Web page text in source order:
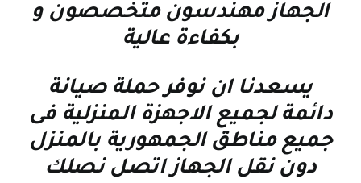
الجهاز مهندسون متخصصون و
بكفاءة عالية
يسعدنا ان نوفر حملة صيانة
دائمة لجميع الاجهزة المنزلية فى
جميع مناطق الجمهورية بالمنزل
دون نقل الجهاز اتصل نصلك